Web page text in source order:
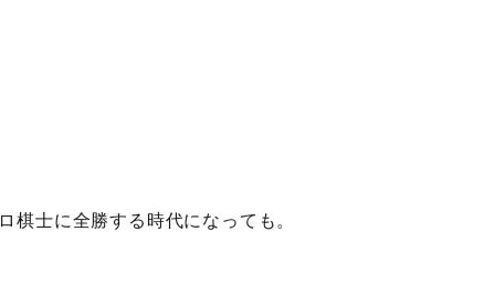
棋士に全勝する時代になっても。